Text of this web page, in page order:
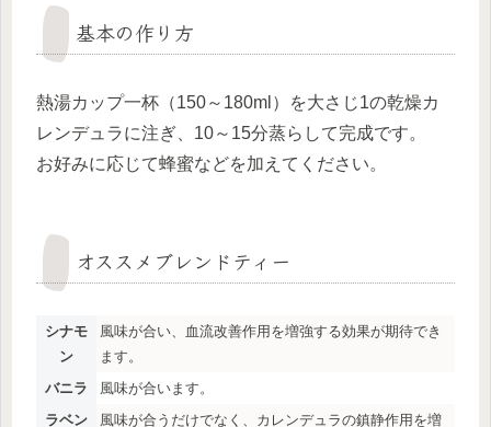
基本の作り方
熱湯カップ一杯（150～180ml）を大さじ1の乾燥カ
レンデュラに注ぎ、10～15分蒸らして完成です。
お好みに応じて蜂蜜などを加えてください。
オススメブレンドティー
シナモ
ン
風味が合い、血流改善作用を増強する効果が期待でき
ます。
バニラ
風味が合います。
ラベン
風味が合うだけでなく、カレンデュラの鎮静作用を増